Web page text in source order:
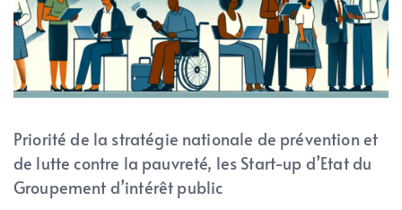
Priorité de la stratégie nationale de prévention et
de lutte contre la pauvreté, les Start-up d’Etat du
Groupement d’intérêt public